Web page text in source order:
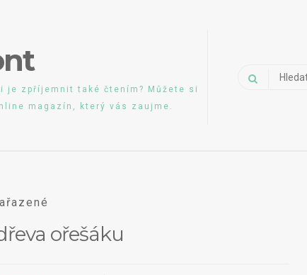
je zpříjemnit také čtením? Můžete si
magazín, který vás zaujme.
Vyhledávání
ořešáku